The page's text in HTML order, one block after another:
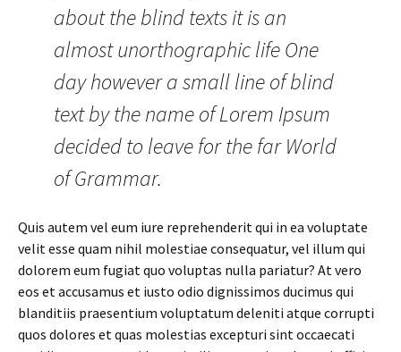
about the blind texts it is an
almost unorthographic life One
day however a small line of blind
text by the name of Lorem Ipsum
decided to leave for the far World
of Grammar.
Quis autem vel eum iure reprehenderit qui in ea voluptate
velit esse quam nihil molestiae consequatur, vel illum qui
dolorem eum fugiat quo voluptas nulla pariatur? At vero
eos et accusamus et iusto odio dignissimos ducimus qui
blanditiis praesentium voluptatum deleniti atque corrupti
quos dolores et quas molestias excepturi sint occaecati